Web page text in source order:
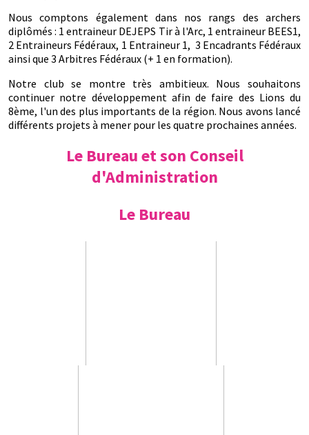
Nous comptons également dans nos rangs des archers
diplômés : 1 entraineur DEJEPS Tir à l'Arc, 1 entraineur BEES1,
2 Entraineurs Fédéraux, 1 Entraineur 1, 3 Encadrants Fédéraux
ainsi que 3 Arbitres Fédéraux (+ 1 en formation).
Notre club se montre très ambitieux. Nous souhaitons
continuer notre développement afin de faire des Lions du
8ème, l'un des plus importants de la région. Nous avons lancé
différents projets à mener pour les quatre prochaines années.
Le Bureau et son Conseil
d'Administration
Le Bureau